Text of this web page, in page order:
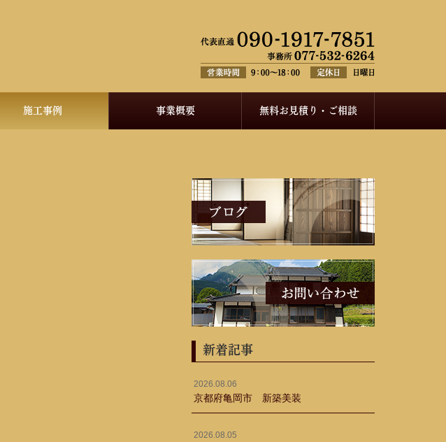
施工事例 事業概要 無料お見積り・ご相談
新着記事
2026.08.06
京都府亀岡市 新築美装
2026.08.05